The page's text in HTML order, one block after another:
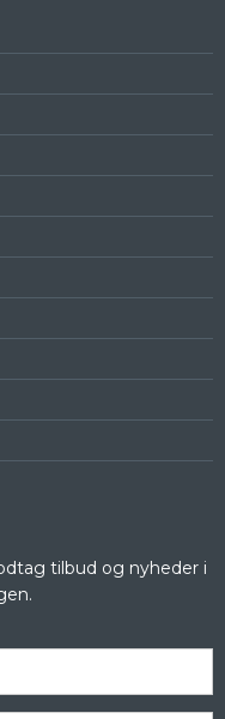
tilbud og nyheder i